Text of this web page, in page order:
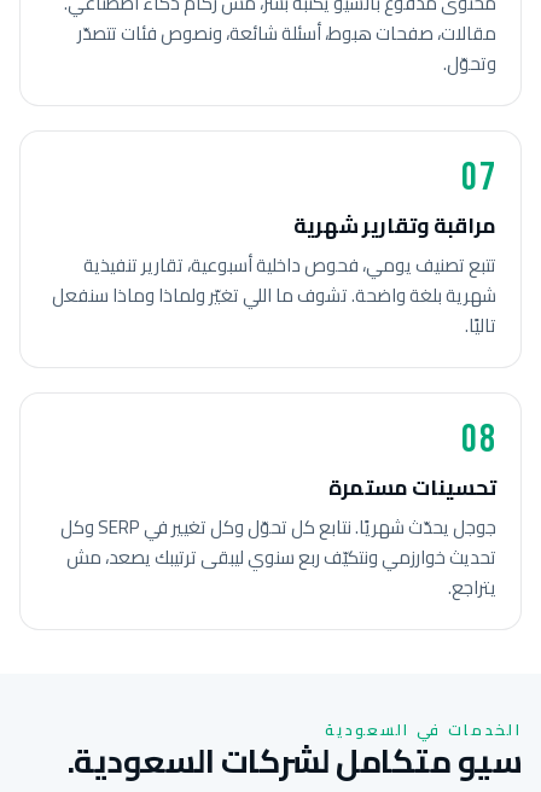
مقالات، صفحات هبوط، أسئلة شائعة، ونصوص فئات تتصدّر
وتحوّل.
07
مراقبة وتقارير شهرية
تتبع تصنيف يومي، فحوص داخلية أسبوعية، تقارير تنفيذية
شهرية بلغة واضحة. تشوف ما اللي تغيّر ولماذا وماذا سنفعل
تاليًا.
08
تحسينات مستمرة
جوجل يحدّث شهريًا. نتابع كل تحوّل وكل تغيير في SERP وكل
تحديث خوارزمي ونتكيّف ربع سنوي ليبقى ترتيبك يصعد، مش
يتراجع.
الخدمات في السعودية
سيو متكامل لشركات السعودية.